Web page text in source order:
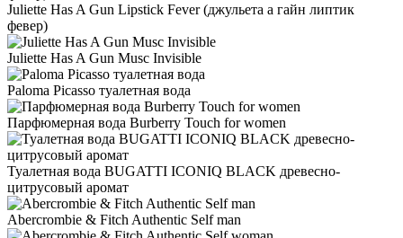
Juliette Has A Gun Lipstick Fever (джульета а гайн липтик
февер)
Juliette Has A Gun Musc Invisible
Paloma Picasso туалетная вода
Парфюмерная вода Burberry Touch for women
Туалетная вода BUGATTI ICONIQ BLACK древесно-
цитрусовый аромат
Abercrombie & Fitch Authentic Self man